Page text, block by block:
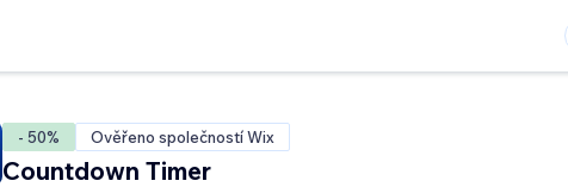
- 50% Ověřeno společností Wix
Countdown Timer